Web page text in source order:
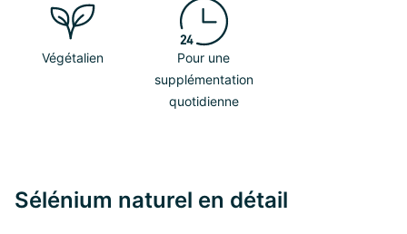
Végétalien
Pour une
supplémentation
quotidienne
Sélénium naturel en détail